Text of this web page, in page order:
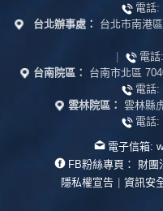
電話:
台北辦事處：
台北市南港
|
電話:
台南院區：
台南市北區
電話:
雲林院區： 雲林縣
電話:
電子信箱:
FB粉絲專頁：
財團
隱私權宣告 | 資訊安